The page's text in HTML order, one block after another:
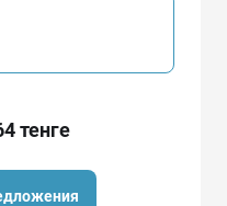
тенге